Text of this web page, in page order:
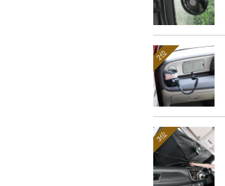
2位
3位